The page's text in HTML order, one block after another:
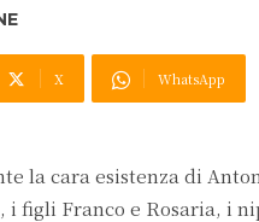
X WhatsApp
la cara esistenza di
figli Franco e Rosaria, i